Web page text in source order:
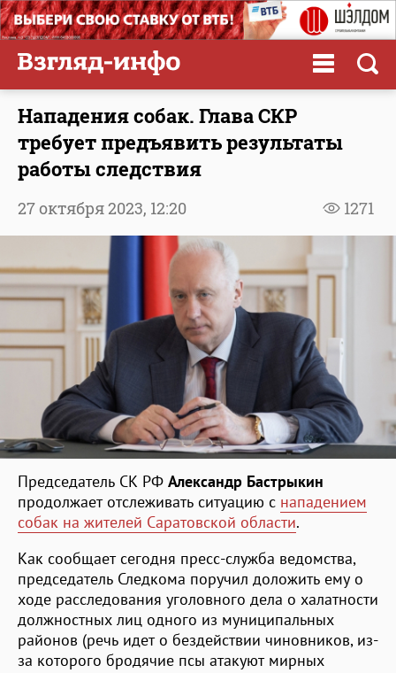
Нападения собак. Глава СКР
требует предъявить результаты
работы следствия
1271
27 октября 2023, 12:20
Председатель СК РФ Александр Бастрыкин
продолжает отслеживать ситуацию с нападением
собак на жителей Саратовской области.
Как сообщает сегодня пресс-служба ведомства,
председатель Следкома поручил доложить ему о
ходе расследования уголовного дела о халатности
должностных лиц одного из муниципальных
районов (речь идет о бездействии чиновников, из-
за которого бродячие псы атакуют мирных